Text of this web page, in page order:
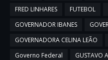
FRED LINHARES
FUTEBOL
GOVERNADOR IBANES
GOVERNADORA CELINA LEÃO
Governo Federal
GUSTAVO